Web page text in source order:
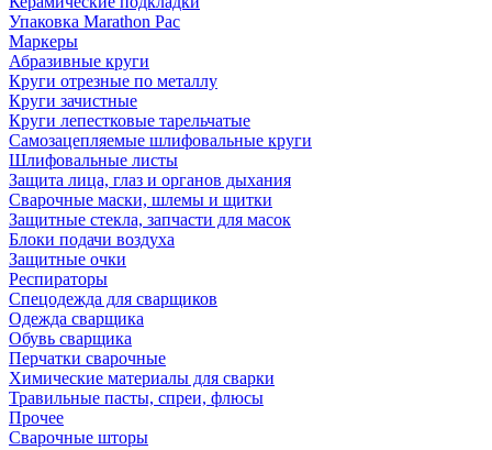
Упаковка Marathon Pac
Маркеры
Абразивные круги
Круги отрезные по металлу
Круги зачистные
Круги лепестковые тарельчатые
Самозацепляемые шлифовальные круги
Шлифовальные листы
Защита лица, глаз и органов дыхания
Сварочные маски, шлемы и щитки
Защитные стекла, запчасти для масок
Блоки подачи воздуха
Защитные очки
Респираторы
Спецодежда для сварщиков
Одежда сварщика
Обувь сварщика
Перчатки сварочные
Химические материалы для сварки
Травильные пасты, спреи, флюсы
Прочее
Сварочные шторы